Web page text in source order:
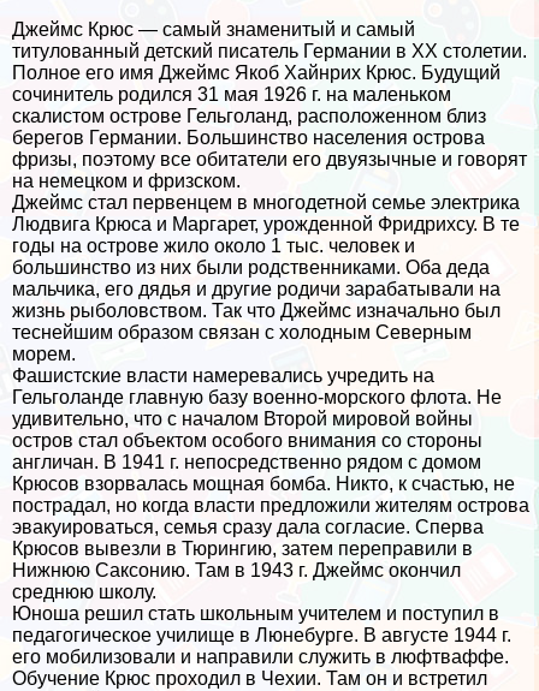
Джеймс Крюс — самый знаменитый и самый
титулованный детский писатель Германии в XX столетии.
Полное его имя Джеймс Якоб Хайнрих Крюс. Будущий
сочинитель родился 31 мая 1926 г. на маленьком
скалистом острове Гельголанд, расположенном близ
берегов Германии. Большинство населения острова
фризы, поэтому все обитатели его двуязычные и говорят
на немецком и фризском.
Джеймс стал первенцем в многодетной семье электрика
Людвига Крюса и Маргарет, урожденной Фридрихсу. В те
годы на острове жило около 1 тыс. человек и
большинство из них были родственниками. Оба деда
мальчика, его дядья и другие родичи заpaбатывали на
жизнь рыболовством. Так что Джеймс изначально был
теснейшим образом связан с холодным Северным
морем.
Фашистские власти намеревались учредить на
Гельголанде главную базу военно-морского флота. Не
удивительно, что с началом Второй мировой войны
остров стал объектом особого внимания со стороны
англичан. В 1941 г. непосредственно рядом с домом
Крюсов взорвалась мощная бомба. Никто, к счастью, не
пострадал, но когда власти предложили жителям острова
эвакуироваться, семья сразу дала согласие. Сперва
Крюсов вывезли в Тюрингию, затем переправили в
Нижнюю Саксонию. Там в 1943 г. Джеймс окончил
среднюю школу.
Юноша решил стать школьным учителем и поступил в
педагогическое училище в Люнебурге. В августе 1944 г.
его мобилизовали и направили служить в люфтваффе.
Обучение Крюс проходил в Чехии. Там он и встретил